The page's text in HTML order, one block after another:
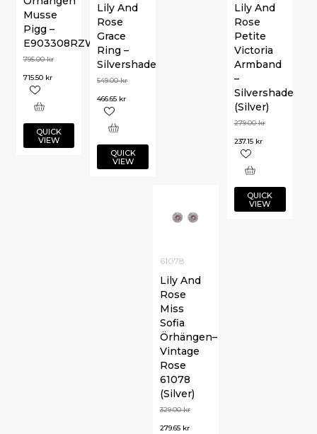
Musse
Pigg –
E903308RZWL
795.00kr
715.50 kr
QUICK
VIEW
Lily And
Rose
Petite
Victoria
Armband
–
Silvershade
(Silver)
279.00kr
237.15 kr
QUICK
VIEW
Lily And
Rose
Grace
Ring –
Silvershade
549.00kr
466.65 kr
QUICK
VIEW
61078
Lily And
Rose
Miss
Sofia
Örhängen–
Vintage
Rose
61078
(Silver)
329.00kr
279.65 kr